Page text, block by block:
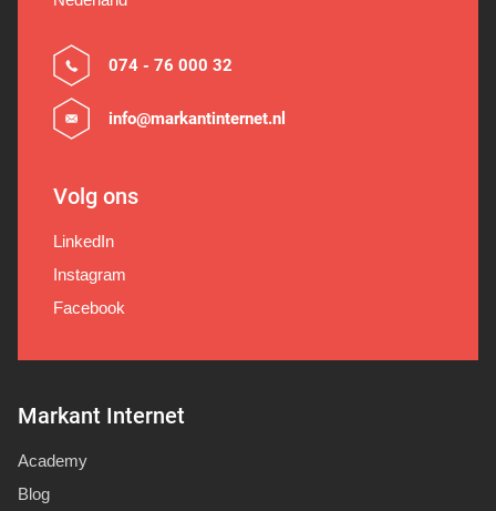
Markant Internet
Academy
Blog
074 - 76 000 32
info@markantinternet.nl
Volg ons
LinkedIn
Instagram
Facebook